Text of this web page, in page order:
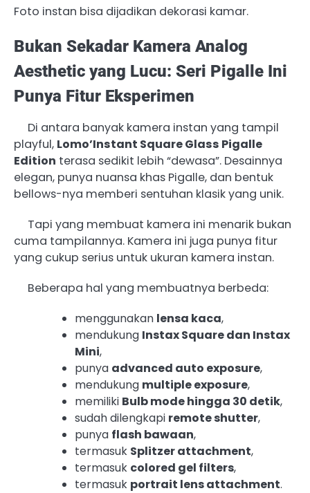
Foto instan bisa dijadikan dekorasi kamar.
Bukan Sekadar Kamera Analog
Aesthetic yang Lucu: Seri Pigalle Ini
Punya Fitur Eksperimen
Di antara banyak kamera instan yang tampil
playful, Lomo’Instant Square Glass Pigalle
Edition terasa sedikit lebih “dewasa”. Desainnya
elegan, punya nuansa khas Pigalle, dan bentuk
bellows-nya memberi sentuhan klasik yang unik.
Tapi yang membuat kamera ini menarik bukan
cuma tampilannya. Kamera ini juga punya fitur
yang cukup serius untuk ukuran kamera instan.
Beberapa hal yang membuatnya berbeda:
menggunakan lensa kaca,
mendukung Instax Square dan Instax
Mini,
punya advanced auto exposure,
mendukung multiple exposure,
memiliki Bulb mode hingga 30 detik,
sudah dilengkapi remote shutter,
punya flash bawaan,
termasuk Splitzer attachment,
termasuk colored gel filters,
termasuk portrait lens attachment.